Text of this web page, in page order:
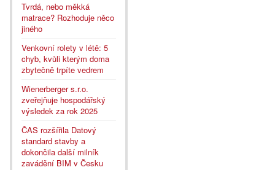
Tvrdá, nebo měkká
matrace? Rozhoduje něco
jiného
Venkovní rolety v létě: 5
chyb, kvůli kterým doma
zbytečně trpíte vedrem
Wienerberger s.r.o.
zveřejňuje hospodářský
výsledek za rok 2025
ČAS rozšířila Datový
standard stavby a
dokončila další milník
zavádění BIM v Česku